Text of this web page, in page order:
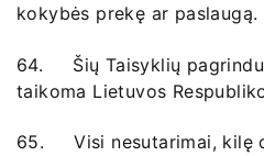
kokybės prekę ar paslaugą.
64. Šių Taisyklių pagrindu
taikoma Lietuvos
65. Visi nesutarimai, kilę